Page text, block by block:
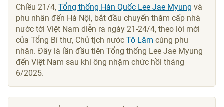
Chiều 21/4,Tổng thống Hàn Quốc Lee Jae Myung và
phu nhân đến Hà Nội, bắt đầu chuyến thăm cấp nhà
nước tới Việt Nam diễn ra ngày 21-24/4, theo lời mời
của Tổng Bí thư, Chủ tịch nướcTô Lâm cùng phu
nhân. Đây là lần đầu tiên Tổng thống Lee Jae Myung
đến Việt Nam sau khi ông nhậm chức hồi tháng
6/2025.